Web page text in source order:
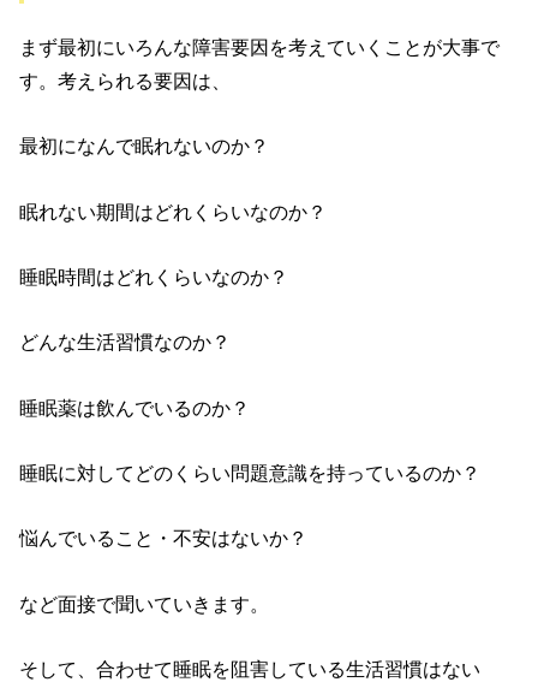
まず最初にいろんな障害要因を考えていくことが大事で
す。考えられる要因は、
最初になんで眠れないのか？
眠れない期間はどれくらいなのか？
睡眠時間はどれくらいなのか？
どんな生活習慣なのか？
睡眠薬は飲んでいるのか？
睡眠に対してどのくらい問題意識を持っているのか？
悩んでいること・不安はないか？
など面接で聞いていきます。
そして、合わせて睡眠を阻害している生活習慣はない